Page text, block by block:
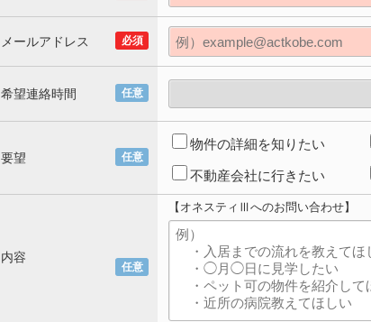
必須
メールアドレス
任意
希望連絡時間
任意
要望
物件の詳細を知りたい
不動産会社に行きたい
任意
内容
【オネスティⅢへのお問い合わせ】